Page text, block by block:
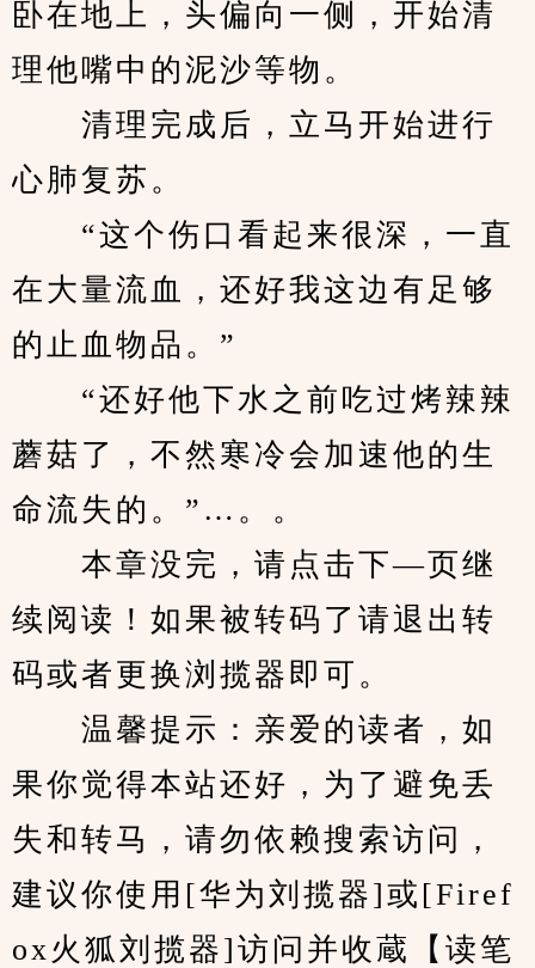
卧在地上，头偏向一侧，开始清
理他嘴中的泥沙等物。
清理完成后，立马开始进行
心肺复苏。
“这个伤口看起来很深，一直
在大量流血，还好我这边有足够
的止血物品。”
“还好他下水之前吃过烤辣辣
蘑菇了，不然寒冷会加速他的生
命流失的。”…。。
本章没完，请点击下—页继
续阅读！如果被转码了请退出转
码或者更换浏揽器即可。
温馨提示：亲爱的读者，如
果你觉得本站还好，为了避免丢
失和转马，请勿依赖搜索访问，
建议你使用[华为刘揽器]或[Firef
ox火狐刘揽器]访问并收蔵【读笔